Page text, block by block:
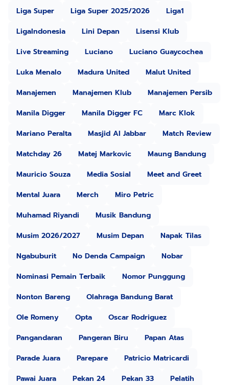
Liga Super
Liga Super 2025/2026
Liga1
LigaIndonesia
Lini Depan
Lisensi Klub
Live Streaming
Luciano
Luciano Guaycochea
Luka Menalo
Madura United
Malut United
Manajemen
Manajemen Klub
Manajemen Persib
Manila Digger
Manila Digger FC
Marc Klok
Mariano Peralta
Masjid Al Jabbar
Match Review
Matchday 26
Matej Markovic
Maung Bandung
Mauricio Souza
Media Sosial
Meet and Greet
Mental Juara
Merch
Miro Petric
Muhamad Riyandi
Musik Bandung
Musim 2026/2027
Musim Depan
Napak Tilas
Ngabuburit
No Denda Campaign
Nobar
Nominasi Pemain Terbaik
Nomor Punggung
Nonton Bareng
Olahraga Bandung Barat
Ole Romeny
Opta
Oscar Rodriguez
Pangandaran
Pangeran Biru
Papan Atas
Parade Juara
Parepare
Patricio Matricardi
Pawai Juara
Pekan 24 Pekan 33
Pelatih